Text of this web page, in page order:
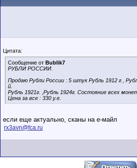
Цитата:
Сообщение от Bublik7
РУБЛИ РОССИИ.
Продаю Рубли России : 5 штук Рубль 1912 г ,
й.
Рубль 1921г. ,Рубль 1924г. Состояние всех монет
Цена за все : 330 у.е.
если еще актуально, сканы на е-майл
rx3avn@fca.ru